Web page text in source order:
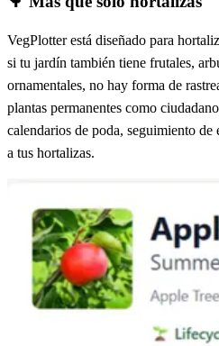
VegPlotter está diseñado para
si tu jardín también tiene frutales,
ornamentales, no hay forma de
plantas permanentes como
calendarios de poda, seguimiento
a tus hortalizas.